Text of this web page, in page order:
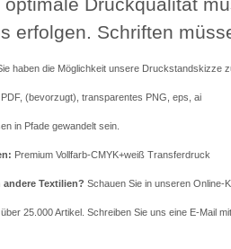
optimale Druckqualität
erfolgen. Schriften
haben die Möglichkeit unsere Druckstandskizze
PDF, (bevorzugt), transparentes PNG, eps, ai
in Pfade gewandelt sein.
Premium Vollfarb-CMYK+weiß Transferdruck
Textilien? Schauen Sie in unseren Online-
über 25.000 Artikel. Schreiben Sie uns eine E-Mail